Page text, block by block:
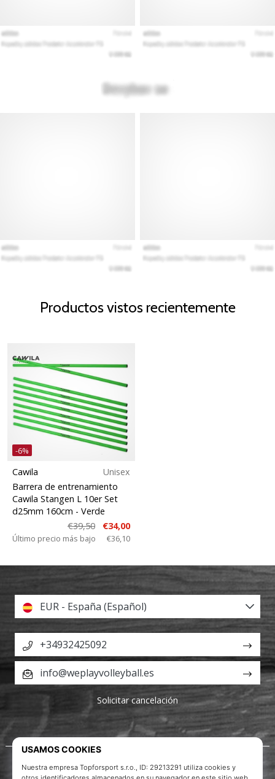
Productos vistos recientemente
-6%
Cawila
Unisex
Barrera de entrenamiento
Cawila Stangen L 10er Set
d25mm 160cm - Verde
€39,50
€34,00
Último precio más bajo €36,10
Acerca de nosotros
EUR - España (Español)
+34932425092
info@weplayvolleyball.es
Solicitar cancelación